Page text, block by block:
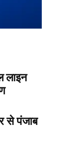
लाइन
से पंजाब